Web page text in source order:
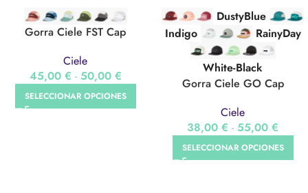
Gorra Ciele FST Cap
Ciele
45,00 € - 50,00 €
SELECCIONAR OPCIONES
DustyBlue
Indigo
RainyDay
White-Black
Gorra Ciele GO Cap
Ciele
38,00 € - 55,00 €
SELECCIONAR OPCIONES